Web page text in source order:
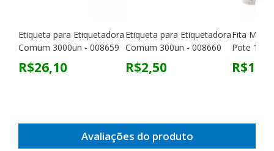
Etiqueta para Etiquetadora
Comum 3000un - 008659
R$26,10
Etiqueta para Etiquetadora
Comum 300un - 008660
R$2,50
Fita
Pote
Avaliações do produto